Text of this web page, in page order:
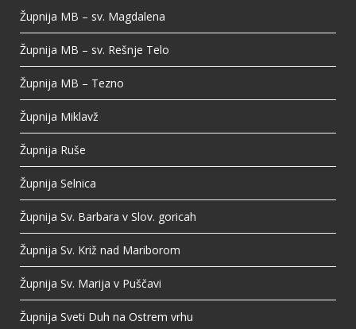
Župnija MB – sv. Magdalena
Župnija MB – sv. Rešnje Telo
Župnija MB – Tezno
Župnija Miklavž
Župnija Ruše
Župnija Selnica
Župnija Sv. Barbara v Slov. goricah
Župnija Sv. Križ nad Mariborom
Župnija Sv. Marija v Puščavi
Župnija Sveti Duh na Ostrem vrhu